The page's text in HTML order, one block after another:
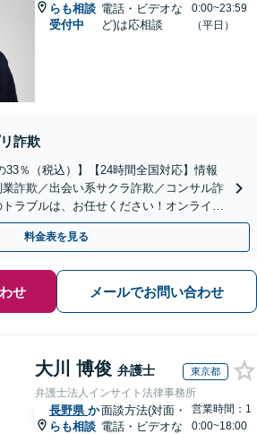
らも相談
受付中
電話・ビデオな
ど)は応相談
0:00~23:59
（平日）
詐欺
33％（税込）】【24時間全国対応】情報
詐欺／出会い系サクラ詐欺／コンサル詐
ラブルは、お任せください！オンライン
料金表を見る
せ メールでお問い合わせ
大川 博俊 弁護士 東京都
弁護士法人インサイト法律事務所
長野県 か
らも相談
面談方法(対面・
電話・ビデオな
営業時間：1
0:00~18:00